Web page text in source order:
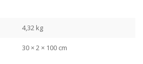
4,32 kg
30 × 2 × 100 cm